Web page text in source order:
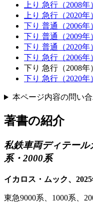
上り 急行（2008年
上り 急行（2020年
下り 普通（2006年
下り 普通（2009年
下り 普通（2020年
下り 急行（2006年
下り 急行（2008年
下り 急行（2020年
本ページ内容の問い
著書の紹介
私鉄車両ディテー
系・2000系
イカロス・ムック、
東急9000系、1000系、